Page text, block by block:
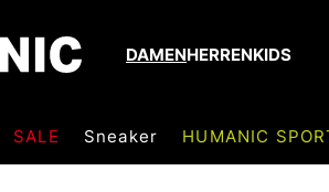
DAMENHERRENKIDS
SALE Sneaker HUMANIC